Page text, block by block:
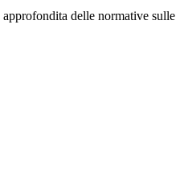
delle normative sulle